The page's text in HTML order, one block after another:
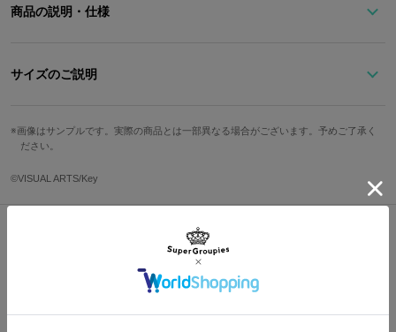
商品の説明・仕様
大きくあしらった校章の型押しは目立ちすぎず、凹凸の手触りも楽
側はベージュベースで落ち着いた雰囲気。
も、高級感を感じさせる色合いに仕上げています。
ファスナー付き小銭入れ、札入れが2か所、カード収納は12か所あ
日常使いに必要な機能を十分に備えた、
おだんごを買いに行くのにもぴったりなアイテムです。
サイズのご説明
高さ 幅 奥行
所
重さ
画像はサンプルです。実際の商品とは一部異なる場合がございます。予めご了承く
ださい。
©VISUAL ARTS/Key
お買い物で困った時はこちらをチェック